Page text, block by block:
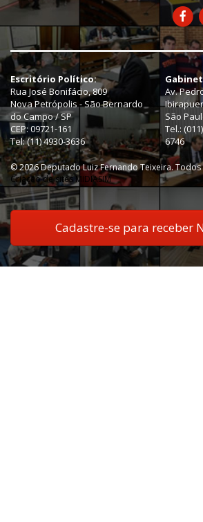
Escritório Político:
Rua José Bonifácio, 809
Nova Petrópolis - São Bernardo
do Campo / SP
CEP: 09721-161
Tel: (11) 4930-3636
Av.
São
Tel.:
6746
© 2026 Deputado Luiz Fernando Teixeira.
Criação de sites MIDIASIM
Cadastre-se para receber